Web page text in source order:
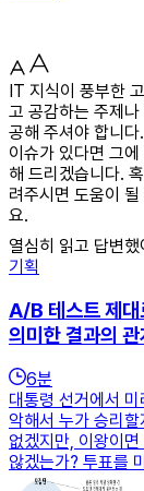
IT 지식이 풍부한
고 공감하는 주제
공해 주셔야 합니
이슈가 있다면 그
해 드리겠습니다.
려주시면 도움이
요.
열심히 읽고 답변했
기획
A/B 테스트 제
의미한 결과의 관
6분
대통령 선거에서
악해서 누가 승리
없겠지만, 이왕이
않겠는가? 투표를